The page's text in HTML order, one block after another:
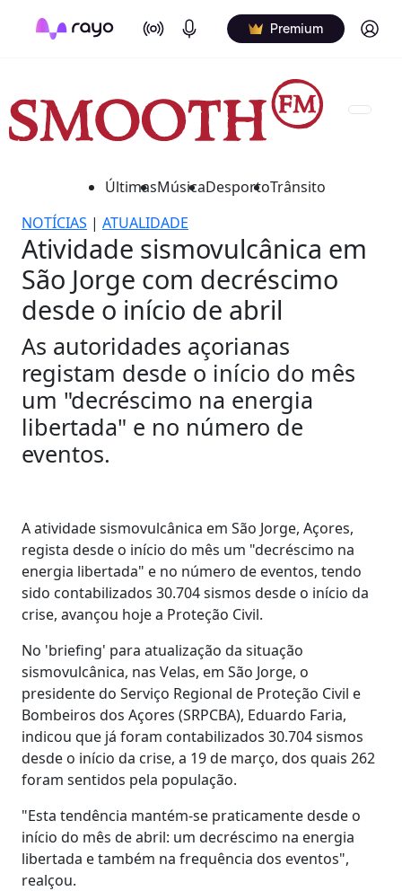
On Air Podcasts Premium Log in
ÚltimasMúsicaDesportoTrânsito
NOTÍCIAS | ATUALIDADE
Atividade sismovulcânica em
São Jorge com decréscimo
desde o início de abril
As autoridades açorianas
registam desde o início do mês
um "decréscimo na energia
libertada" e no número de
eventos.
A atividade sismovulcânica em São Jorge, Açores,
regista desde o início do mês um "decréscimo na
energia libertada" e no número de eventos, tendo
sido contabilizados 30.704 sismos desde o início da
crise, avançou hoje a Proteção Civil.
No 'briefing' para atualização da situação
sismovulcânica, nas Velas, em São Jorge, o
presidente do Serviço Regional de Proteção Civil e
Bombeiros dos Açores (SRPCBA), Eduardo Faria,
indicou que já foram contabilizados 30.704 sismos
desde o início da crise, a 19 de março, dos quais 262
foram sentidos pela população.
"Esta tendência mantém-se praticamente desde o
início do mês de abril: um decréscimo na energia
libertada e também na frequência dos eventos",
realçou.